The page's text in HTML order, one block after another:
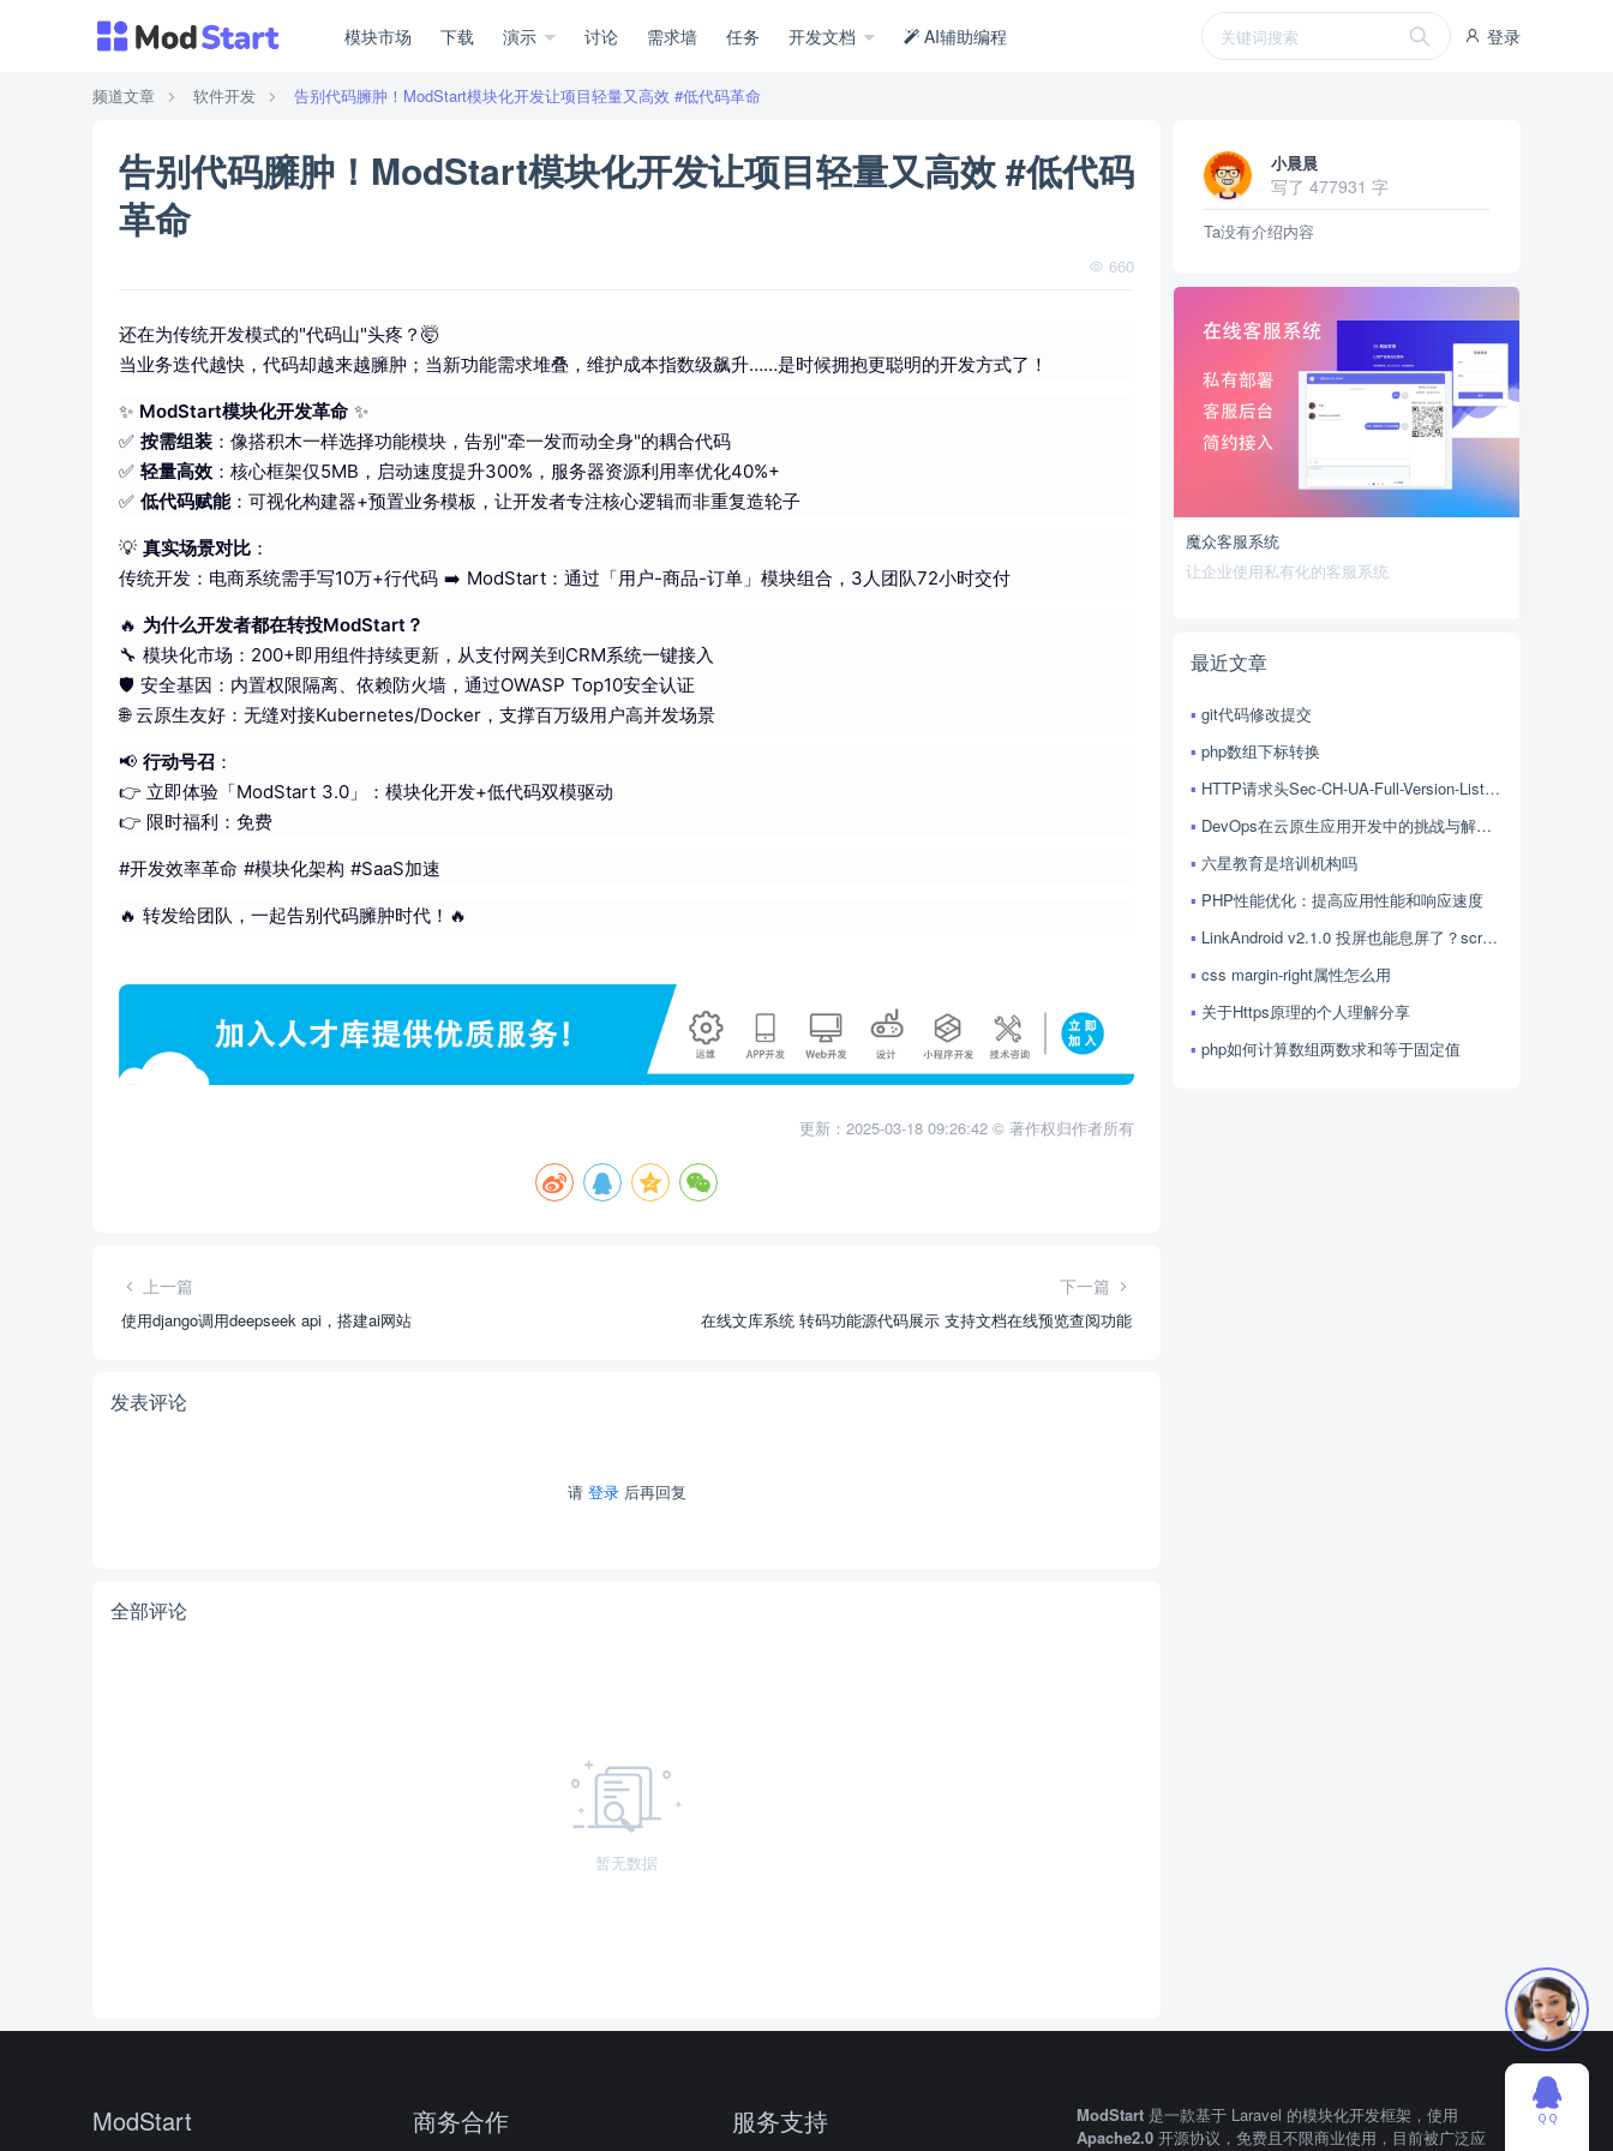
登录
模块市场 下载 演示 讨论 需求墙 任务 开发文档 AI辅助编程
频道文章 软件开发 告别代码臃肿！ModStart模块化开发让项目轻量又高效 #低代码革命
告别代码臃肿！ModStart模块化开发让项目轻量又高效 #低代码
革命
660
还在为传统开发模式的"代码山"头疼？🤯
当业务迭代越快，代码却越来越臃肿；当新功能需求堆叠，维护成本指数级飙升……是时候拥抱更聪明的开发方式了！
✨ ModStart模块化开发革命 ✨
✅ 按需组装 ：像搭积木一样选择功能模块，告别"牵一发而动全身"的耦合代码
✅ 轻量高效 ：核心框架仅5MB，启动速度提升300%，服务器资源利用率优化40%+
✅ 低代码赋能：可视化构建器+预置业务模板，让开发者专注核心逻辑而非重复造轮子
💡 真实场景对比 ：
传统开发：电商系统需手写10万+行代码 ➡️ ModStart：通过「用户-商品-订单」模块组合，3人团队72小时交付
🔥 为什么开发者都在转投ModStart？
🔧 模块化市场：200+即用组件持续更新，从支付网关到CRM系统一键接入
🛡️ 安全基因：内置权限隔离、依赖防火墙，通过OWASP Top10安全认证
🌐 云原生友好：无缝对接Kubernetes/Docker，支撑百万级用户高并发场景
📢 行动号召 ：
👉 立即体验「ModStart 3.0」：模块化开发+低代码双模驱动
👉 限时福利：免费
#开发效率革命 #模块化架构 #SaaS加速
🔥 转发给团队，一起告别代码臃肿时代！🔥
更新：2025-03-18 09:26:42 © 著作权归作者所有
上一篇
使用django调用deepseek api，搭建ai网站
下一篇
在线文库系统 转码功能源代码展示 支持文档在线预览查阅功能
发表评论
请 登录后再回复
全部评论
暂无数据
小晨晨
写了 477931 字
Ta没有介绍内容
魔众客服系统
让企业使用私有化的客服系统
最近文章
git代码修改提交
php数组下标转换
HTTP请求头Sec-CH-UA-Full-Version-List的用法
DevOps在云原生应用开发中的挑战与解决方案探讨
六星教育是培训机构吗
PHP性能优化：提高应用性能和响应速度
LinkAndroid v2.1.0 投屏也能息屏了？scrcpy 4.1 加持，LinkAndroid 让屏幕控制更随心
css margin-right属性怎么用
关于Https原理的个人理解分享
php如何计算数组两数求和等于固定值
ModStart 商务合作 服务支持 ModStart 是一款基于 Laravel 的模块化开发框架，使用
Apache2.0 开源协议，免费且不限商业使用，目前被广泛应
ＱＱ